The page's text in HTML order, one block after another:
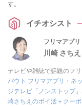
す。
イチオシスト
フリマアプ
川崎 さちえ
テレビや雑誌で話題のフ
バウト フリマアプリ・ネ
ジテレビ「ノンストップ」
崎さちえのポイ活＋クー